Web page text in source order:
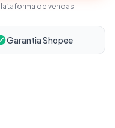
de vendas
Garantia Shopee